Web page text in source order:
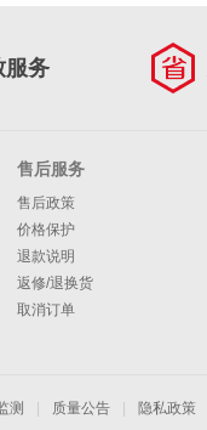
服务
售后服务
售后政策
价格保护
退款说明
返修/退换货
取消订单
测 质量公告 隐私政策